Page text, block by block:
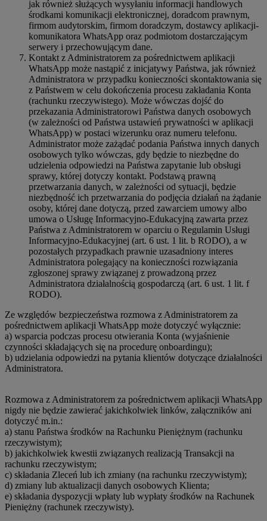
jak również służących wysyłaniu informacji handlowych
środkami komunikacji elektronicznej, doradcom prawnym,
firmom audytorskim, firmom doradczym, dostawcy aplikacji-
komunikatora WhatsApp oraz podmiotom dostarczającym
serwery i przechowującym dane.
Kontakt z Administratorem za pośrednictwem aplikacji
WhatsApp może nastąpić z inicjatywy Państwa, jak również
Administratora w przypadku konieczności skontaktowania się
z Państwem w celu dokończenia procesu zakładania Konta
(rachunku rzeczywistego). Może wówczas dojść do
przekazania Administratorowi Państwa danych osobowych
(w zależności od Państwa ustawień prywatności w aplikacji
WhatsApp) w postaci wizerunku oraz numeru telefonu.
Administrator może zażądać podania Państwa innych danych
osobowych tylko wówczas, gdy będzie to niezbędne do
udzielenia odpowiedzi na Państwa zapytanie lub obsługi
sprawy, której dotyczy kontakt. Podstawą prawną
przetwarzania danych, w zależności od sytuacji, będzie
niezbędność ich przetwarzania do podjęcia działań na żądanie
osoby, której dane dotyczą, przed zawarciem umowy albo
umowa o Usługę Informacyjno-Edukacyjną zawarta przez
Państwa z Administratorem w oparciu o Regulamin Usługi
Informacyjno-Edukacyjnej (art. 6 ust. 1 lit. b RODO), a w
pozostałych przypadkach prawnie uzasadniony interes
Administratora polegający na konieczności rozwiązania
zgłoszonej sprawy związanej z prowadzoną przez
Administratora działalnością gospodarczą (art. 6 ust. 1 lit. f
RODO).
Ze względów bezpieczeństwa rozmowa z Administratorem za
pośrednictwem aplikacji WhatsApp może dotyczyć wyłącznie:
a) wsparcia podczas procesu otwierania Konta (wyjaśnienie
czynności składających się na procedurę onboardingu);
b) udzielania odpowiedzi na pytania klientów dotyczące działalności
Administratora.
Rozmowa z Administratorem za pośrednictwem aplikacji WhatsApp
nigdy nie będzie zawierać jakichkolwiek linków, załączników ani
dotyczyć m.in.:
a) stanu Państwa środków na Rachunku Pieniężnym (rachunku
rzeczywistym);
b) jakichkolwiek kwestii związanych realizacją Transakcji na
rachunku rzeczywistym;
c) składania Zleceń lub ich zmiany (na rachunku rzeczywistym);
d) zmiany lub aktualizacji danych osobowych Klienta;
e) składania dyspozycji wpłaty lub wypłaty środków na Rachunek
Pieniężny (rachunek rzeczywisty).